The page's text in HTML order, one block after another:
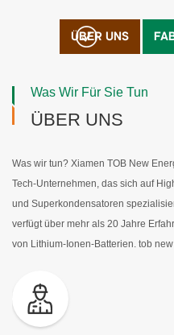
ÜBER UNS
Was Wir Für Sie Tun
ÜBER UNS
Was wir tun? Xiamen TOB New
Tech-Unternehmen, das sich auf
und Superkondensatoren
verfügt über mehr als 20 Jahre
von Lithium-Ionen-Batterien. tob
Batterien und deren
fortschrittliche Ausrüstung und
Technologie zur Herstellung von